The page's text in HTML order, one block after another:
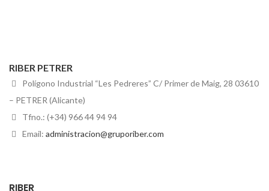
RIBER PETRER
Polígono Industrial “Les Pedreres” C/ Primer de Maig, 28 03610
– PETRER (Alicante)
Tfno.: (+34) 966 44 94 94
Email: administracion@gruporiber.com
RIBER